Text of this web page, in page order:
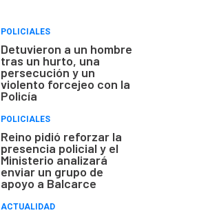
POLICIALES
Detuvieron a un hombre
tras un hurto, una
persecución y un
violento forcejeo con la
Policía
POLICIALES
Reino pidió reforzar la
presencia policial y el
Ministerio analizará
enviar un grupo de
apoyo a Balcarce
ACTUALIDAD